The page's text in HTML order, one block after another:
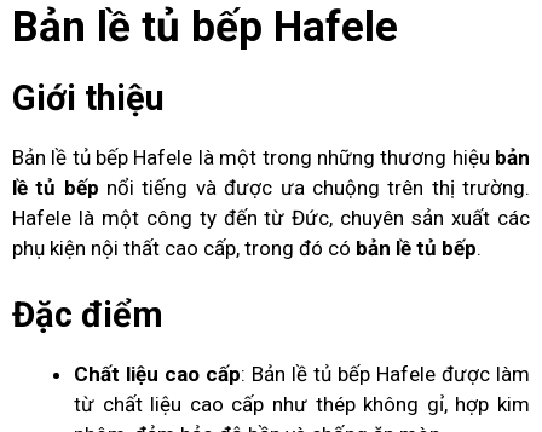
Bản lề tủ bếp Hafele
Giới thiệu
Bản lề tủ bếp Hafele là một trong những thương hiệu bản
lề tủ bếp nổi tiếng và được ưa chuộng trên thị trường.
Hafele là một công ty đến từ Đức, chuyên sản xuất các
phụ kiện nội thất cao cấp, trong đó có bản lề tủ bếp.
Đặc điểm
Chất liệu cao cấp: Bản lề tủ bếp Hafele được làm
từ chất liệu cao cấp như thép không gỉ, hợp kim